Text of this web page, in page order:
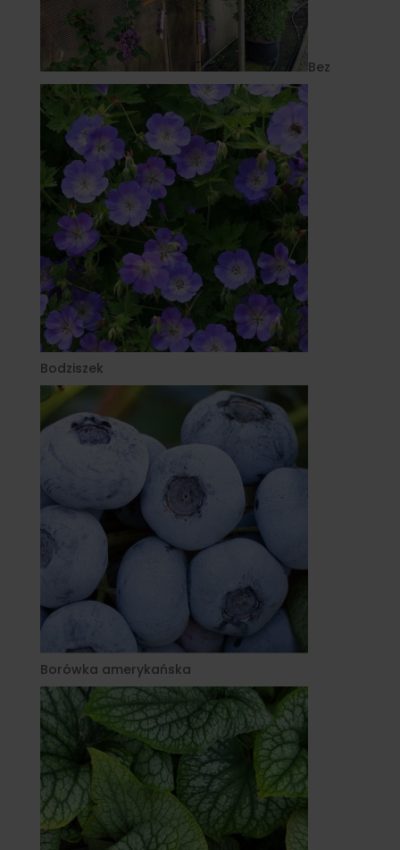
Bez
Bodziszek
Borówka amerykańska